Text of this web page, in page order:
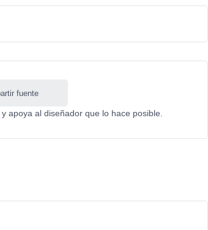
fuente
apoya al diseñador que lo hace posible.